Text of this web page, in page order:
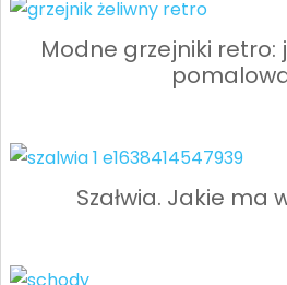
Modne grzejniki retro:
Szałwia. Jakie ma